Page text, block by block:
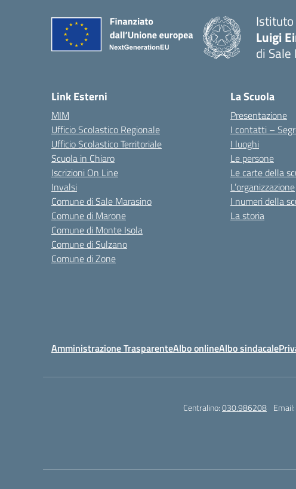
Istituto
Luigi
di
Link Esterni
MIM
Ufficio Scolastico Regionale
Ufficio Scolastico Territoriale
Scuola in Chiaro
Iscrizioni On Line
Invalsi
Comune di Sale Marasino
Comune di Marone
Comune di Monte Isola
Comune di Sulzano
Comune di Zone
La Scuola
Presentazione
I contatti –
I luoghi
Le persone
Le carte della
L’organizzazione
I numeri della
La storia
Amministrazione TrasparenteAlbo onlineAlbo sindacale
Centralino:030.986208 Email: